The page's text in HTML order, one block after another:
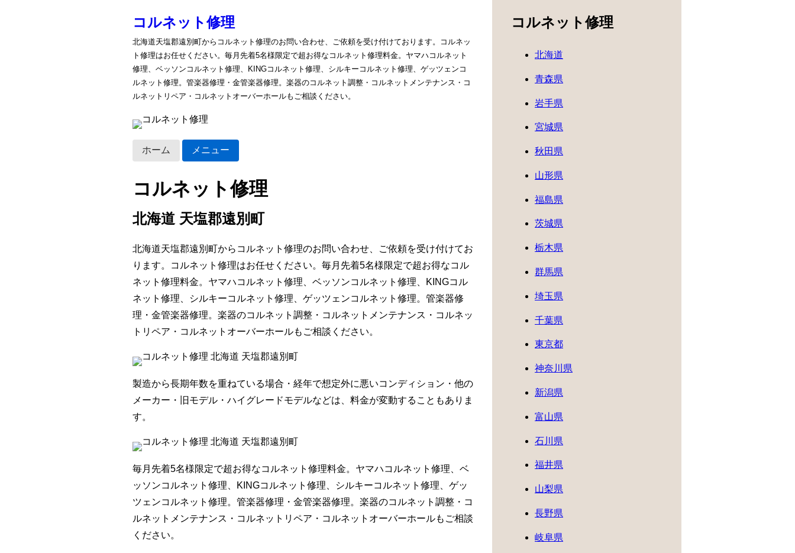
コルネット修理
北海道天塩郡遠別町からコルネット修理のお問い合わせ、ご依頼を受け付けております。コルネッ
ト修理はお任せください。毎月先着5名様限定で超お得なコルネット修理料金。ヤマハコルネット
修理、ベッソンコルネット修理、KINGコルネット修理、シルキーコルネット修理、ゲッツェンコ
ルネット修理。管楽器修理・金管楽器修理。楽器のコルネット調整・コルネットメンテナンス・コ
ルネットリペア・コルネットオーバーホールもご相談ください。
ホーム メニュー
コルネット修理
北海道 天塩郡遠別町
北海道天塩郡遠別町からコルネット修理のお問い合わせ、ご依頼を受け付けてお
ります。コルネット修理はお任せください。毎月先着5名様限定で超お得なコル
ネット修理料金。ヤマハコルネット修理、ベッソンコルネット修理、KINGコル
ネット修理、シルキーコルネット修理、ゲッツェンコルネット修理。管楽器修
理・金管楽器修理。楽器のコルネット調整・コルネットメンテナンス・コルネッ
トリペア・コルネットオーバーホールもご相談ください。
製造から長期年数を重ねている場合・経年で想定外に悪いコンディション・他の
メーカー・旧モデル・ハイグレードモデルなどは、料金が変動することもありま
す。
毎月先着5名様限定で超お得なコルネット修理料金。ヤマハコルネット修理、ベ
ッソンコルネット修理、KINGコルネット修理、シルキーコルネット修理、ゲッ
ツェンコルネット修理。管楽器修理・金管楽器修理。楽器のコルネット調整・コ
ルネットメンテナンス・コルネットリペア・コルネットオーバーホールもご相談
ください。
コルネット修理
北海道
青森県
岩手県
宮城県
秋田県
山形県
福島県
茨城県
栃木県
群馬県
埼玉県
千葉県
東京都
神奈川県
新潟県
富山県
石川県
福井県
山梨県
長野県
岐阜県